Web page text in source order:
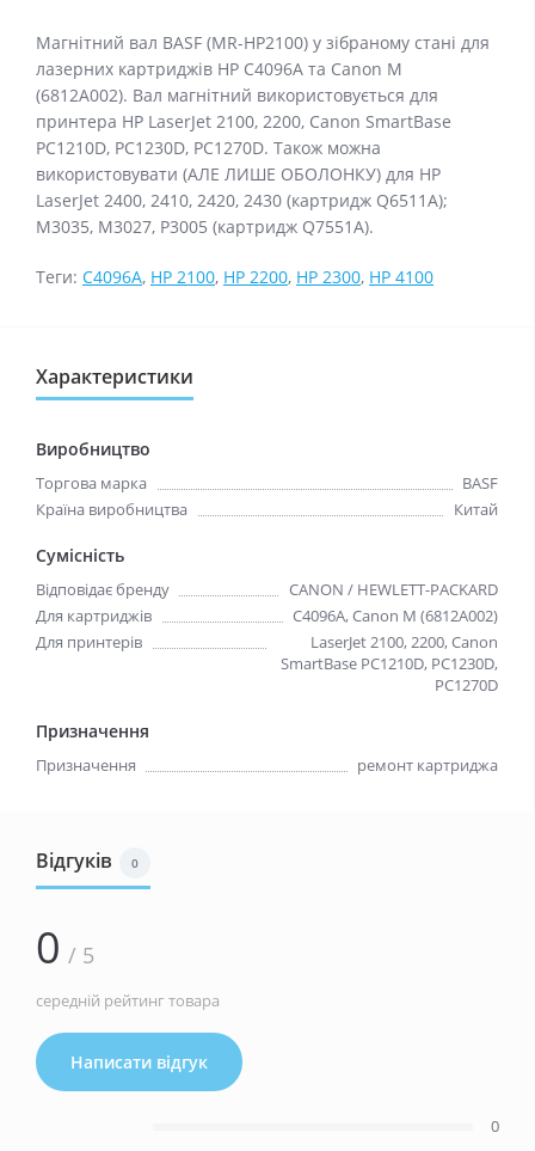
Магнітний вал BASF (MR-HP2100) у зібраному стані для
лазерних картриджів HP C4096A та Canon M
(6812A002). Вал магнітний використовується для
принтера HP LaserJet 2100, 2200, Canon SmartBase
PC1210D, PC1230D, PC1270D. Також можна
використовувати (АЛЕ ЛИШЕ ОБОЛОНКУ) для HP
LaserJet 2400, 2410, 2420, 2430 (картридж Q6511A);
M3035, M3027, P3005 (картридж Q7551A).
Теги: C4096A, HP 2100, HP 2200, HP 2300, HP 4100
Характеристики
Виробництво
Торгова марка
BASF
Країна виробництва
Китай
Сумісність
Відповідає бренду
CANON / HEWLETT-PACKARD
Для картриджів
C4096A, Canon M (6812A002)
Для принтерів
LaserJet 2100, 2200, Canon
SmartBase PC1210D, PC1230D,
PC1270D
Призначення
Призначення ремонт картриджа
Відгуків 0
0 / 5
середній рейтинг товара
Написати відгук
0